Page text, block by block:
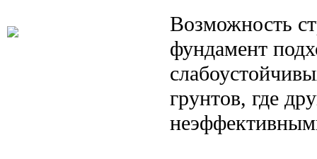
Возможность
фундамент
грунтов, где